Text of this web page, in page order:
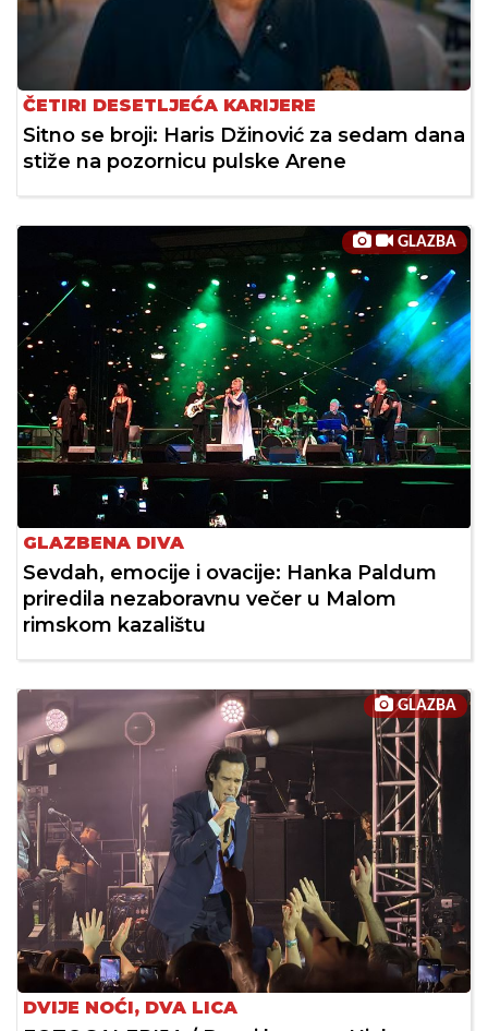
ČETIRI DESETLJEĆA KARIJERE
Sitno se broji: Haris Džinović za sedam dana
stiže na pozornicu pulske Arene
GLAZBA
GLAZBENA DIVA
Sevdah, emocije i ovacije: Hanka Paldum
priredila nezaboravnu večer u Malom
rimskom kazalištu
GLAZBA
DVIJE NOĆI, DVA LICA